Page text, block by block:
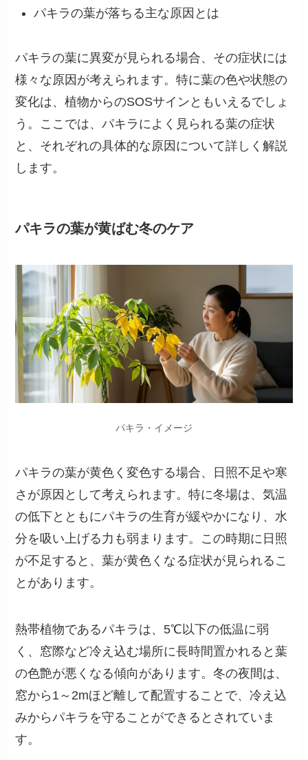
パキラの葉が落ちる主な原因とは
パキラの葉に異変が見られる場合、その症状には
様々な原因が考えられます。特に葉の色や状態の
変化は、植物からのSOSサインともいえるでしょ
う。ここでは、パキラによく見られる葉の症状
と、それぞれの具体的な原因について詳しく解説
します。
パキラの葉が黄ばむ冬のケア
パキラ・イメージ
パキラの葉が黄色く変色する場合、日照不足や寒
さが原因として考えられます。特に冬場は、気温
の低下とともにパキラの生育が緩やかになり、水
分を吸い上げる力も弱まります。この時期に日照
が不足すると、葉が黄色くなる症状が見られるこ
とがあります。
熱帯植物であるパキラは、5℃以下の低温に弱
く、窓際など冷え込む場所に長時間置かれると葉
の色艶が悪くなる傾向があります。冬の夜間は、
窓から1～2mほど離して配置することで、冷え込
みからパキラを守ることができるとされていま
す。